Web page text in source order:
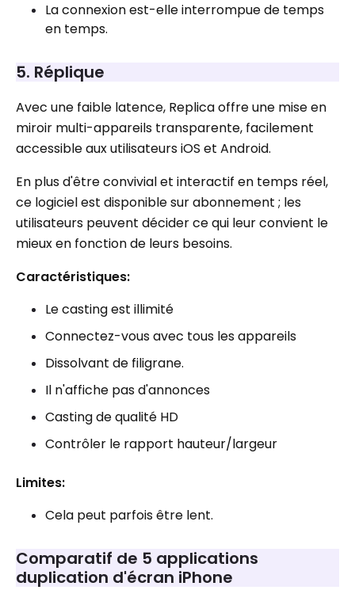
La connexion est-elle interrompue de temps
en temps.
5. Réplique
Avec une faible latence, Replica offre une mise en
miroir multi-appareils transparente, facilement
accessible aux utilisateurs iOS et Android.
En plus d'être convivial et interactif en temps réel,
ce logiciel est disponible sur abonnement ; les
utilisateurs peuvent décider ce qui leur convient le
mieux en fonction de leurs besoins.
Caractéristiques:
Le casting est illimité
Connectez-vous avec tous les appareils
Dissolvant de filigrane.
Il n'affiche pas d'annonces
Casting de qualité HD
Contrôler le rapport hauteur/largeur
Limites:
Cela peut parfois être lent.
Comparatif de 5 applications
duplication d'écran iPhone